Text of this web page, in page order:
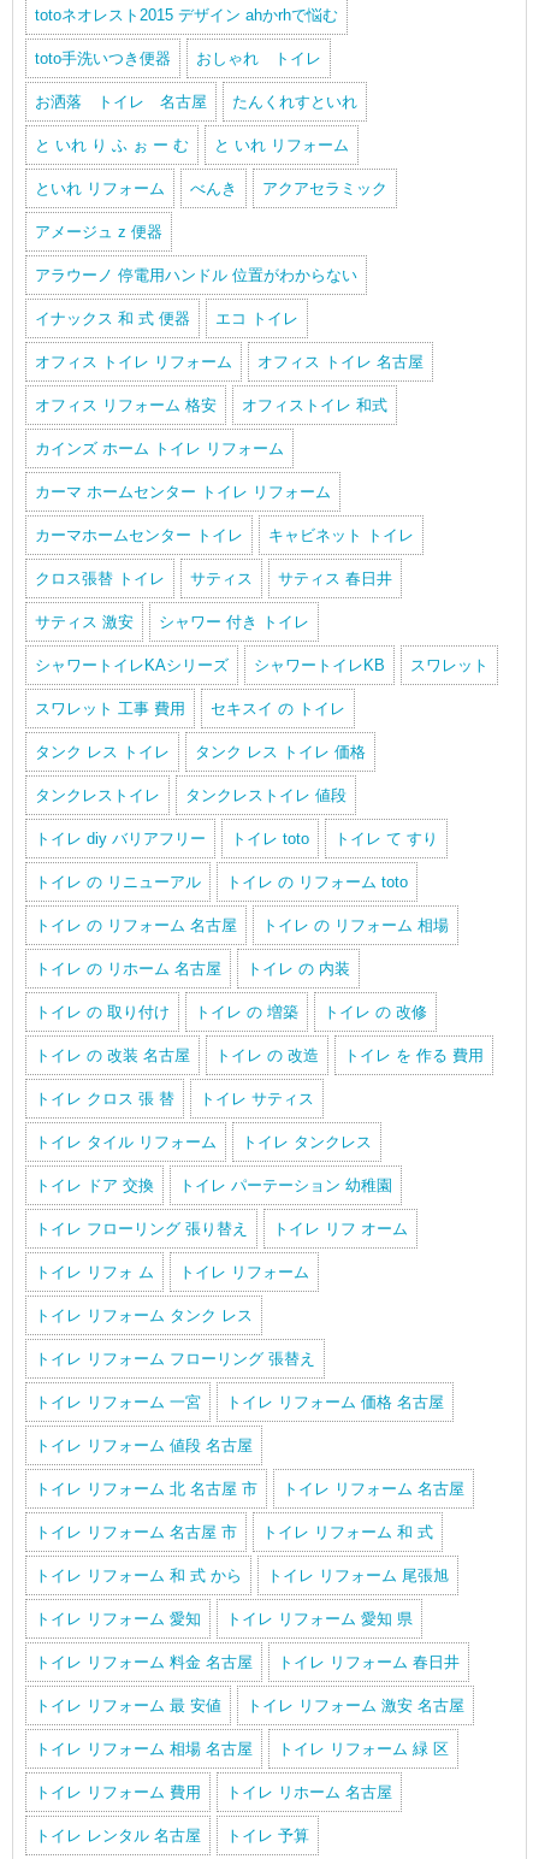
totoネオレスト2015 デザイン ahかrhで悩む
toto手洗いつき便器 おしゃれ トイレ
お洒落 トイレ 名古屋 たんくれすといれ
と いれ り ふ ぉ ー む と いれ リフォーム
といれ リフォーム べんき アクアセラミック
アメージュ z 便器
アラウーノ 停電用ハンドル 位置がわからない
イナックス 和 式 便器 エコ トイレ
オフィス トイレ リフォーム オフィス トイレ 名古屋
オフィス リフォーム 格安 オフィストイレ 和式
カインズ ホーム トイレ リフォーム
カーマ ホームセンター トイレ リフォーム
カーマホームセンター トイレ キャビネット トイレ
クロス張替 トイレ サティス サティス 春日井
サティス 激安 シャワー 付き トイレ
シャワートイレKAシリーズ シャワートイレKB スワレット
スワレット 工事 費用 セキスイ の トイレ
タンク レス トイレ タンク レス トイレ 価格
タンクレストイレ タンクレストイレ 値段
トイレ diy バリアフリー トイレ toto トイレ て すり
トイレ の リニューアル トイレ の リフォーム toto
トイレ の リフォーム 名古屋 トイレ の リフォーム 相場
トイレ の リホーム 名古屋 トイレ の 内装
トイレ の 取り付け トイレ の 増築 トイレ の 改修
トイレ の 改装 名古屋 トイレ の 改造 トイレ を 作る 費用
トイレ クロス 張 替 トイレ サティス
トイレ タイル リフォーム トイレ タンクレス
トイレ ドア 交換 トイレ パーテーション 幼稚園
トイレ フローリング 張り替え トイレ リフ オーム
トイレ リフォ ム トイレ リフォーム
トイレ リフォーム タンク レス
トイレ リフォーム フローリング 張替え
トイレ リフォーム 一宮 トイレ リフォーム 価格 名古屋
トイレ リフォーム 値段 名古屋
トイレ リフォーム 北 名古屋 市 トイレ リフォーム 名古屋
トイレ リフォーム 名古屋 市 トイレ リフォーム 和 式
トイレ リフォーム 和 式 から トイレ リフォーム 尾張旭
トイレ リフォーム 愛知 トイレ リフォーム 愛知 県
トイレ リフォーム 料金 名古屋 トイレ リフォーム 春日井
トイレ リフォーム 最 安値 トイレ リフォーム 激安 名古屋
トイレ リフォーム 相場 名古屋 トイレ リフォーム 緑 区
トイレ リフォーム 費用 トイレ リホーム 名古屋
トイレ レンタル 名古屋 トイレ 予算